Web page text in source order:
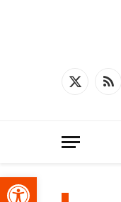
Obre la barra d'eines
X
RSS